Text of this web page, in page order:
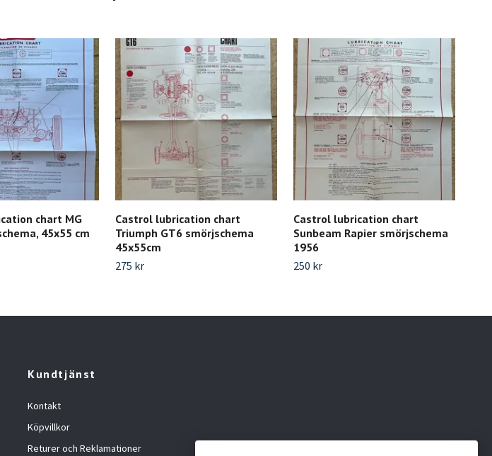
chart MG
45x55 cm
Castrol lubrication chart
Triumph GT6 smörjschema
45x55cm
275 kr
Castrol lubrication chart
Sunbeam Rapier smörjschema
1956
250 kr
Kundtjänst
Kontakt
Köpvillkor
Returer och Reklamationer